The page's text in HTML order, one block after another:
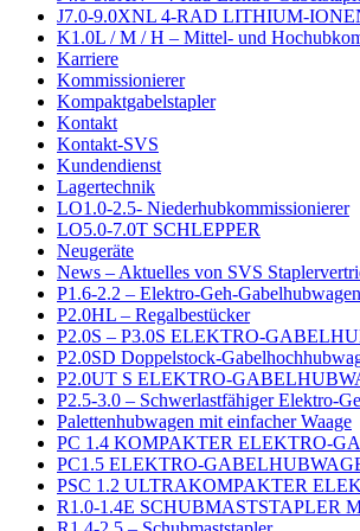
J7.0-9.0XNL 4-RAD LITHIUM-
K1.0L / M / H – Mittel- und
Karriere
Kommissionierer
Kompaktgabelstapler
Kontakt
Kontakt-SVS
Kundendienst
Lagertechnik
LO1.0-2.5- Niederhubkommissionierer
LO5.0-7.0T SCHLEPPER
Neugeräte
News – Aktuelles von SVS
P1.6-2.2 – Elektro-Geh-Gabelhubwagen
P2.0HL – Regalbestücker
P2.0S – P3.0S ELEKTRO-
P2.0SD Doppelstock-
P2.0UT S ELEKTRO-
P2.5-3.0 – Schwerlastfähiger Elektro-
Palettenhubwagen mit einfacher Waage
PC 1.4 KOMPAKTER ELEKTRO-
PC1.5 ELEKTRO-
PSC 1.2 ULTRAKOMPAKTER
R1.0-1.4E SCHUBMASTSTAPLER